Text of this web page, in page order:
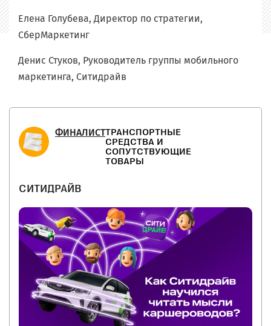
Елена Голубева, Директор по стратегии,
СберМаркетинг
Денис Стуков, Руководитель группы мобильного
маркетинга, Ситидрайв
ФИНАЛИСТТРАНСПОРТНЫЕ
СРЕДСТВА И
СОПУТСТВУЮЩИЕ
ТОВАРЫ
СИТИДРАЙВ